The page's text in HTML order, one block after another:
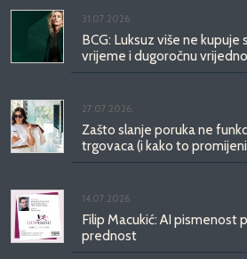
31.07.2026.
BCG: Luksuz više ne
vrijeme i dugoročnu
27.07.2026.
Zašto slanje poruka ne
trgovaca (i kako to
14.07.2026.
Filip Macukić: AI pismenost
prednost